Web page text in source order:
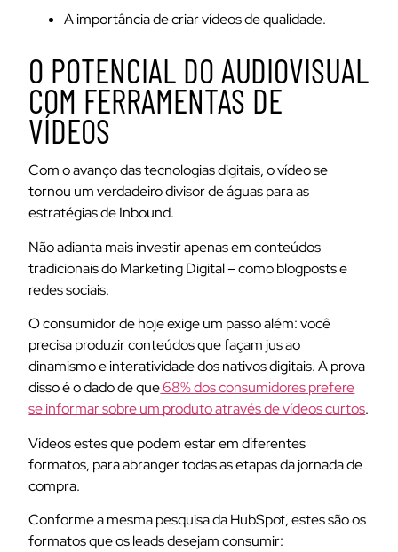
A importância de criar vídeos de qualidade.
O POTENCIAL DO AUDIOVISUAL
COM FERRAMENTAS DE
VÍDEOS
Com o avanço das tecnologias digitais, o vídeo se
tornou um verdadeiro divisor de águas para as
estratégias de Inbound.
Não adianta mais investir apenas em conteúdos
tradicionais do Marketing Digital – como blogposts e
redes sociais.
O consumidor de hoje exige um passo além: você
precisa produzir conteúdos que façam jus ao
dinamismo e interatividade dos nativos digitais. A prova
disso é o dado de que68% dos consumidores prefere
se informar sobre um produto através de vídeos curtos.
Vídeos estes que podem estar em diferentes
formatos, para abranger todas as etapas da jornada de
compra.
Conforme a mesma pesquisa da HubSpot, estes são os
formatos que os leads desejam consumir: